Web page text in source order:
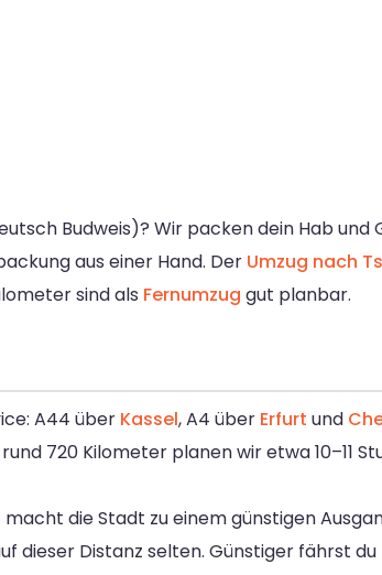
Budweis)? Wir packen dein Hab und
aus einer Hand. Der Umzug nach
sind als Fernumzug gut planbar.
A44 über Kassel, A4 über Erfurt und
720 Kilometer planen wir etwa 10–11
macht die Stadt zu einem günstigen
dieser Distanz selten. Günstiger fährst